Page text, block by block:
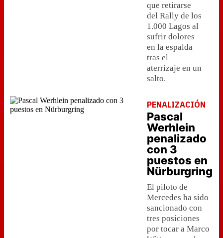
que retirarse
del Rally de los
1.000 Lagos al
sufrir dolores
en la espalda
tras el
aterrizaje en un
salto.
PENALIZACIÓN
Pascal
Werhlein
penalizado
con 3
puestos en
Nürburgring
El piloto de
Mercedes ha sido
sancionado con
tres posiciones
por tocar a Marco